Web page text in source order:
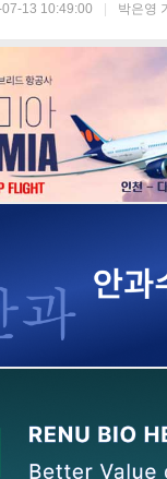
13 10:49:00 박은영